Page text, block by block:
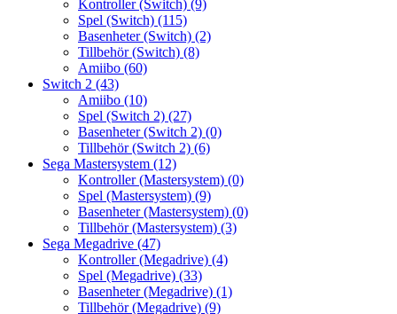
Kontroller (Switch) (9)
Spel (Switch) (115)
Basenheter (Switch) (2)
Tillbehör (Switch) (8)
Amiibo (60)
Switch 2 (43)
Amiibo (10)
Spel (Switch 2) (27)
Basenheter (Switch 2) (0)
Tillbehör (Switch 2) (6)
Sega Mastersystem (12)
Kontroller (Mastersystem) (0)
Spel (Mastersystem) (9)
Basenheter (Mastersystem) (0)
Tillbehör (Mastersystem) (3)
Sega Megadrive (47)
Kontroller (Megadrive) (4)
Spel (Megadrive) (33)
Basenheter (Megadrive) (1)
Tillbehör (Megadrive) (9)